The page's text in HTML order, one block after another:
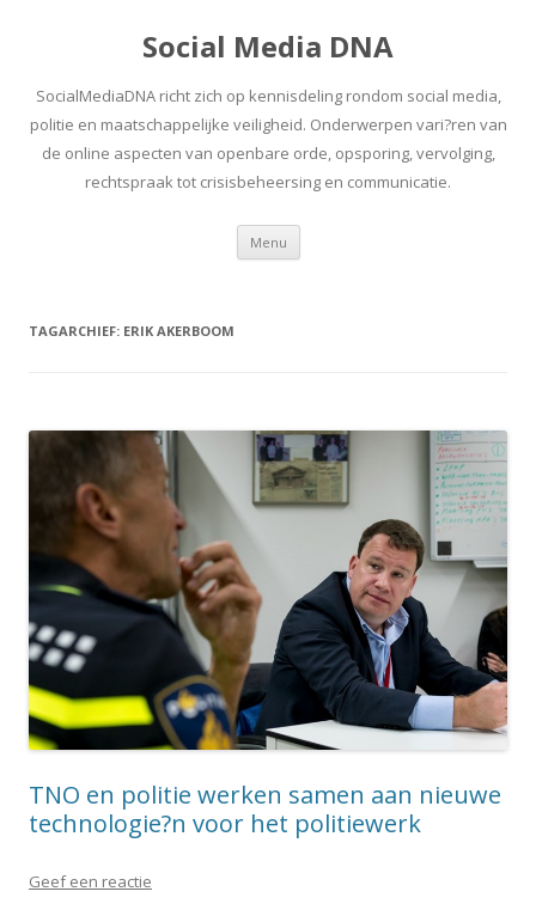
Social Media DNA
SocialMediaDNA richt zich op kennisdeling rondom social media,
politie en maatschappelijke veiligheid. Onderwerpen vari?ren van
de online aspecten van openbare orde, opsporing, vervolging,
rechtspraak tot crisisbeheersing en communicatie.
Menu Spring
inhoud
TAGARCHIEF: ERIK AKERBOOM
TNO en politie werken samen aan nieuwe
technologie?n voor het politiewerk
Geef een reactie